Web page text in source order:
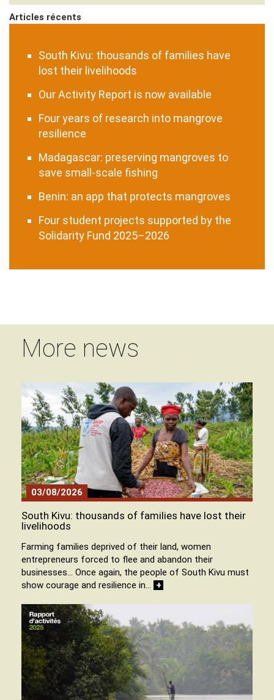
Articles récents
South Kivu: thousands of families have
lost their livelihoods
Our Activity Report is now available
Four years of research into mangrove
resilience
Madagascar: preserving mangroves to
save small-scale fishing
Benin: an app that protects mangroves
Four student projects supported by the
Solidarity Fund 2025–2026
More news
03/08/2026
South Kivu: thousands of families have lost their
livelihoods
Farming families deprived of their land, women
entrepreneurs forced to flee and abandon their
businesses… Once again, the people of South Kivu must
show courage and resilience in… +